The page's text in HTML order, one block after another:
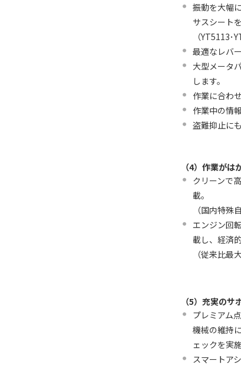
振動を大幅
サスシート
（YT5113･
最適なレバ
大型メータ
します。
作業に合わ
作業中の情
盗難抑止に
（4）作業が
クリーンで
載。
（国内特殊
エンジン回
載し、経済
（従来比最
（5）充実のサ
プレミアム
機械の維持
ェックを実
スマートア